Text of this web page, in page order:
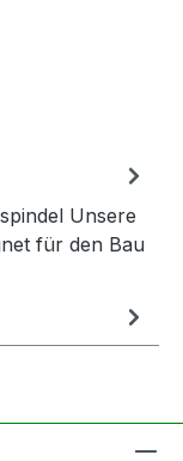
Unsere
für den Bau